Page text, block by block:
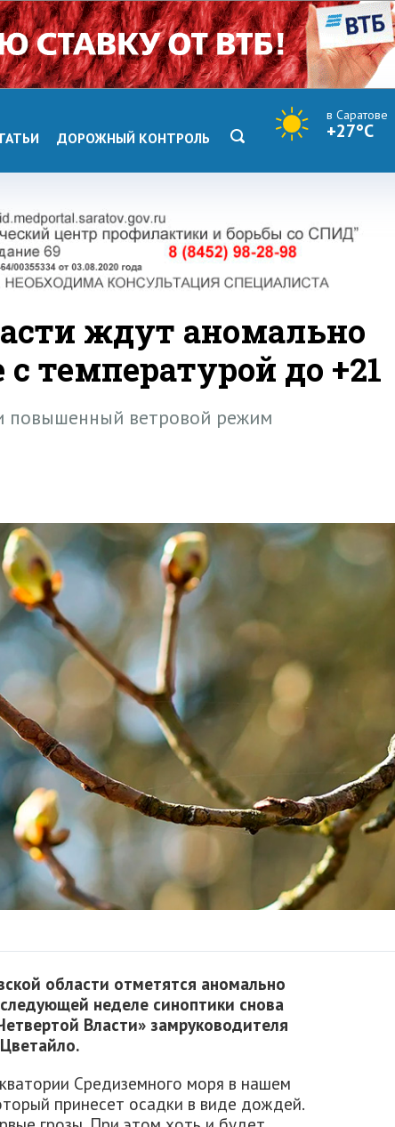
ДОРОЖНЫЙ КОНТРОЛЬ
в Саратове
+27°C
ждут аномально
температурой до +21
повышенный ветровой режим
области отметятся аномально
неделе синоптики снова
Власти» замруководителя
Средиземного моря в нашем
принесет осадки в виде дождей.